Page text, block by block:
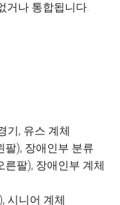
거나 통합됩니다.
기, 유스 계체
팔), 장애인부 분류
른팔), 장애인부 계체
시니어 계체